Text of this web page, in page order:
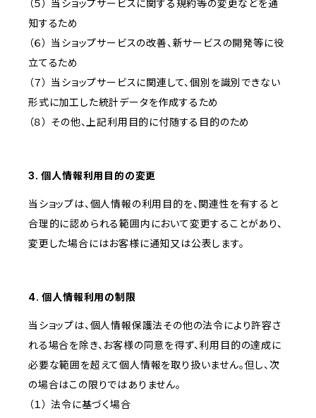
（５） 当ショップサービスに関する規約等の変更などを通
知するため
（６） 当ショップサービスの改善、新サービスの開発等に役
立てるため
（７） 当ショップサービスに関連して、個別を識別できない
形式に加工した統計データを作成するため
（８） その他、上記利用目的に付随する目的のため
3. 個人情報利用目的の変更
当ショップは、個人情報の利用目的を、関連性を有すると
合理的に認められる範囲内において変更することがあり、
変更した場合にはお客様に通知又は公表します。
4. 個人情報利用の制限
当ショップは、個人情報保護法その他の法令により許容さ
れる場合を除き、お客様の同意を得ず、利用目的の達成に
必要な範囲を超えて個人情報を取り扱いません。但し、次
の場合はこの限りではありません。
（１） 法令に基づく場合